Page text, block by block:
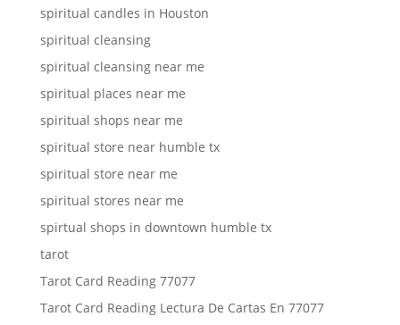
spiritual candles in Houston
spiritual cleansing
spiritual cleansing near me
spiritual places near me
spiritual shops near me
spiritual store near humble tx
spiritual store near me
spiritual stores near me
spirtual shops in downtown humble tx
tarot
Tarot Card Reading 77077
Tarot Card Reading Lectura De Cartas En 77077